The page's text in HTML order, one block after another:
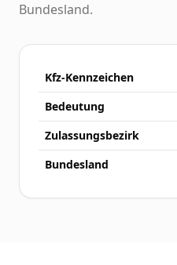
Bundesland.
Kfz-Kennzeichen
Bedeutung
Zulassungsbezirk
Bundesland